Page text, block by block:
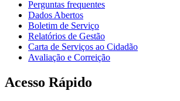
Perguntas frequentes
Dados Abertos
Boletim de Serviço
Relatórios de Gestão
Carta de Serviços ao Cidadão
Avaliação e Correição
Acesso Rápido